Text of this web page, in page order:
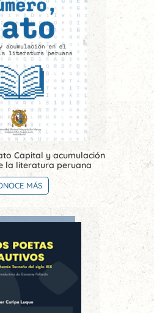
Capital y acumulación
la literatura peruana
MÁS